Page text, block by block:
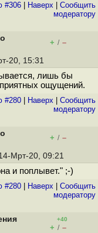
#306 Наверх
Cообщить
модератору
+ / –
20, 15:31
лишь бы
ощущений.
#280 Наверх
Cообщить
модератору
+ / –
Мрт-20, 09:21
и поплывет." ;-)
#280 Наверх
Cообщить
модератору
+40
+ / –